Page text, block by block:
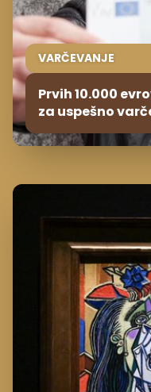
VARČEVANJE
Prvih 10.000
za uspešno